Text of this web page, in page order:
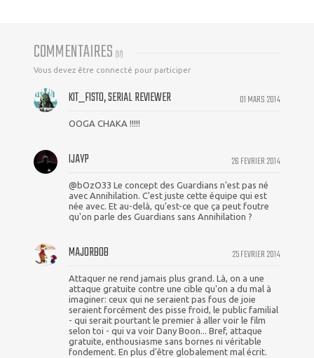
COMMENTAIRES (17)
Vous devez être connecté pour participer
01 MARS 2014
KIT_FISTO, SERIAL REVIEWER
OOGA CHAKA !!!!!
26 FEVRIER 2014
IJAYP
@bOzO33 Le concept des Guardians n'est pas né
avec Annihilation. C'est juste cette équipe qui est
née avec. Et au-delà, qu'est-ce que ça peut foutre
qu'on parle des Guardians sans Annihilation ?
25 FEVRIER 2014
MAJORBOB
Attaquer ne rend jamais plus grand. Là, on a une
attaque gratuite contre une cible qu'on a du mal à
imaginer: ceux qui ne seraient pas fous de joie
seraient forcément des pisse froid, le public familial
- qui serait pourtant le premier à aller voir le film
selon toi - qui va voir Dany Boon... Bref, attaque
gratuite, enthousiasme sans bornes ni véritable
fondement. En plus d'être globalement mal écrit.